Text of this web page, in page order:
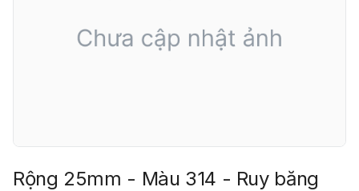
Rộng 25mm - Màu 314 - Ruy băng